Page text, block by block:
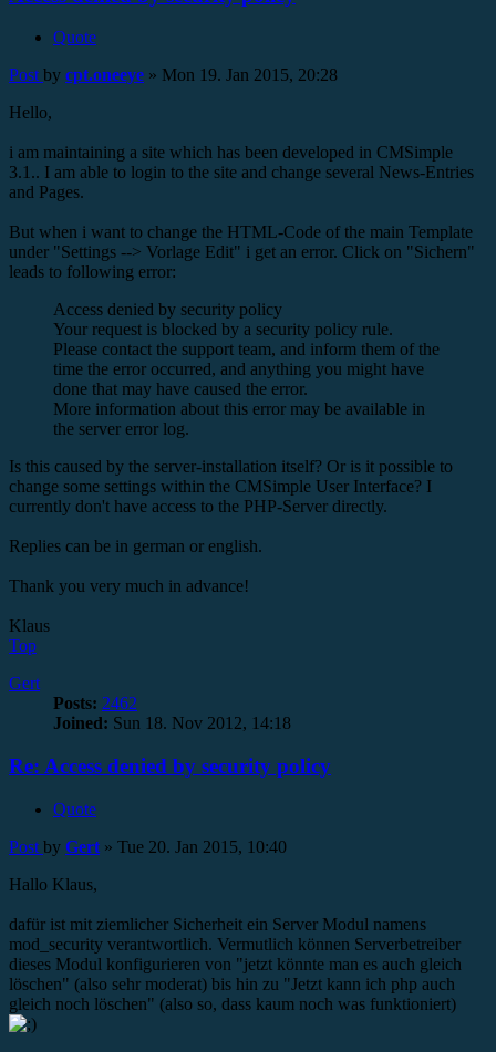
Quote
Post by cpt.oneeye » Mon 19. Jan 2015, 20:28
Hello,
i am maintaining a site which has been developed in CMSimple
3.1.. I am able to login to the site and change several News-Entries
and Pages.
But when i want to change the HTML-Code of the main Template
under "Settings --> Vorlage Edit" i get an error. Click on "Sichern"
leads to following error:
Access denied by security policy
Your request is blocked by a security policy rule.
Please contact the support team, and inform them of the
time the error occurred, and anything you might have
done that may have caused the error.
More information about this error may be available in
the server error log.
Is this caused by the server-installation itself? Or is it possible to
change some settings within the CMSimple User Interface? I
currently don't have access to the PHP-Server directly.
Replies can be in german or english.
Thank you very much in advance!
Klaus
Top
Gert
Posts: 2462
Joined: Sun 18. Nov 2012, 14:18
Re: Access denied by security policy
Quote
Post by Gert » Tue 20. Jan 2015, 10:40
Hallo Klaus,
dafür ist mit ziemlicher Sicherheit ein Server Modul namens
mod_security verantwortlich. Vermutlich können Serverbetreiber
dieses Modul konfigurieren von "jetzt könnte man es auch gleich
löschen" (also sehr moderat) bis hin zu "Jetzt kann ich php auch
gleich noch löschen" (also so, dass kaum noch was funktioniert)